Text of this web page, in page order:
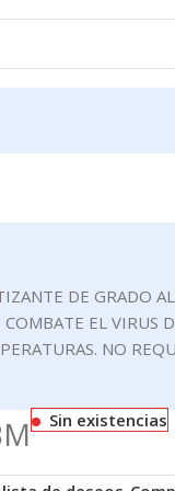
DE GRADO
EL VIRUS
NO
Sin existencias